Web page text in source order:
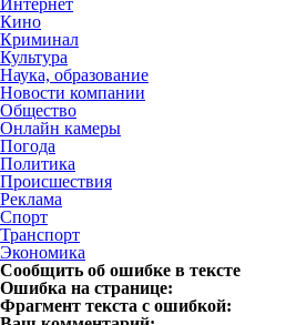
Интернет
Кино
Криминал
Культура
Наука, образование
Новости компании
Общество
Онлайн камеры
Погода
Политика
Происшествия
Реклама
Спорт
Транспорт
Экономика
Сообщить об ошибке в тексте
Ошибка на странице:
Фрагмент текста с ошибкой: